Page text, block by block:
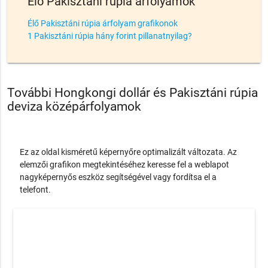
Élő Pakisztáni rúpia árfolyam grafikonok
1 Pakisztáni rúpia hány forint pillanatnyilag?
További Hongkongi dollár és Pakisztáni rúpia
deviza középárfolyamok
Ez az oldal kisméretű képernyőre optimalizált változata. Az
elemzői grafikon megtekintéséhez keresse fel a weblapot
nagyképernyős eszköz segítségével vagy fordítsa el a
telefont.